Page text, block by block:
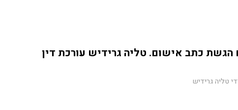
הגשת כתב אישום. טליה גרידיש עורכת דין
טליה גרידיש